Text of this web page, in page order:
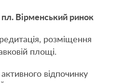
пл. Вірменський ринок
розміщення
площі.
відпочинку